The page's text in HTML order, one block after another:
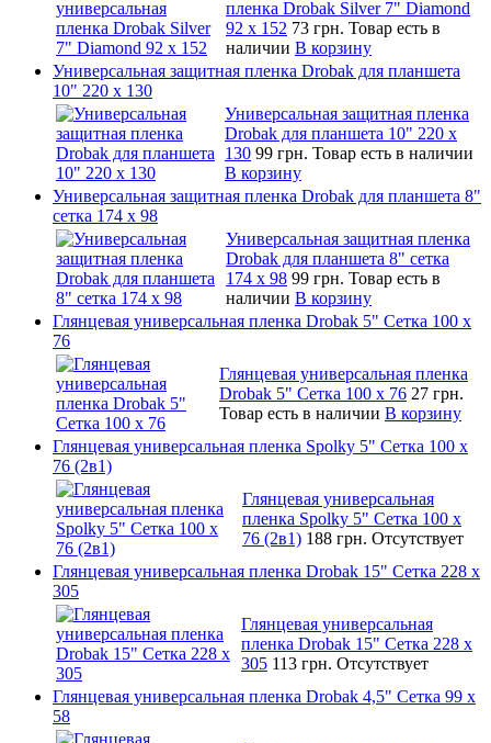
пленка Drobak Silver 7" Diamond
92 х 152 73 грн. Товар есть в
наличии В корзину
Универсальная защитная пленка Drobak для планшета
10" 220 x 130
Универсальная защитная пленка
Drobak для планшета 10" 220 x
130 99 грн. Товар есть в наличии
В корзину
Универсальная защитная пленка Drobak для планшета 8"
сетка 174 x 98
Универсальная защитная пленка
Drobak для планшета 8" сетка
174 x 98 99 грн. Товар есть в
наличии В корзину
Глянцевая универсальная пленка Drobak 5" Сетка 100 x
76
Глянцевая универсальная пленка
Drobak 5" Сетка 100 x 76 27 грн.
Товар есть в наличии В корзину
Глянцевая универсальная пленка Spolky 5" Сетка 100 x
76 (2в1)
Глянцевая универсальная
пленка Spolky 5" Сетка 100 x
76 (2в1) 188 грн. Отсутствует
Глянцевая универсальная пленка Drobak 15" Сетка 228 x
305
Глянцевая универсальная
пленка Drobak 15" Сетка 228 x
305 113 грн. Отсутствует
Глянцевая универсальная пленка Drobak 4,5" Сетка 99 x
58